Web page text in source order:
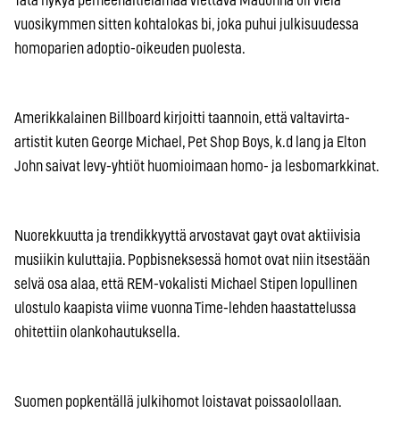
vuosikymmen sitten kohtalokas bi, joka puhui julkisuudessa
homoparien adoptio-oikeuden puolesta.
Amerikkalainen Billboard kirjoitti taannoin, että valtavirta-
artistit kuten George Michael, Pet Shop Boys, k.d lang ja Elton
John saivat levy-yhtiöt huomioimaan homo- ja lesbomarkkinat.
Nuorekkuutta ja trendikkyyttä arvostavat gayt ovat aktiivisia
musiikin kuluttajia. Popbisneksessä homot ovat niin itsestään
selvä osa alaa, että REM-vokalisti Michael Stipen lopullinen
ulostulo kaapista viime vuonna Time-lehden haastattelussa
ohitettiin olankohautuksella.
Suomen popkentällä julkihomot loistavat poissaolollaan.